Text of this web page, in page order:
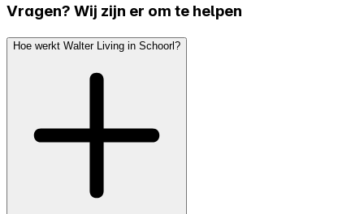
Log in
Probeer Walter gratis
Vragen? Wij zijn er om te helpen
Hoe werkt Walter Living in Schoorl?